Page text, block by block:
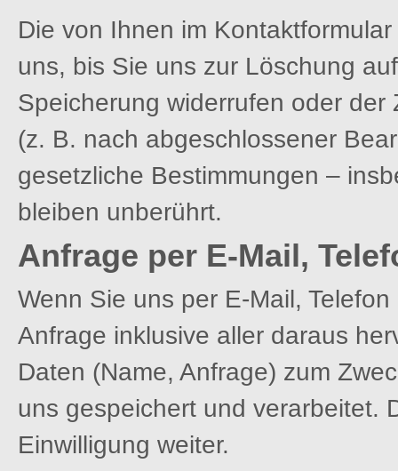
Die von Ihnen im
uns, bis Sie uns zur Löschung
Speicherung widerrufen oder
(z. B. nach abgeschlossener
gesetzliche Bestimmungen –
bleiben unberührt.
Anfrage per E-Mail,
Wenn Sie uns per E-Mail,
Anfrage inklusive aller daraus
Daten (Name, Anfrage) zum
uns gespeichert und verarbeitet.
Einwilligung weiter.